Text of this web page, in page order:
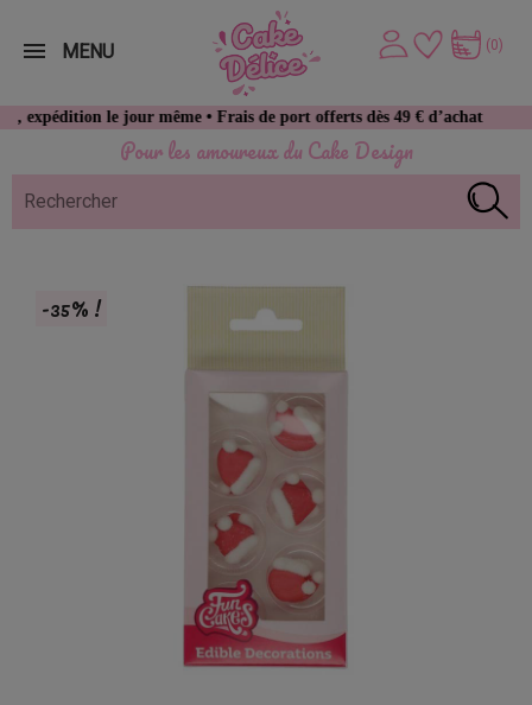
Pour les amoureux du Cake Design
le jour même • Frais de port offerts dès 49 € d’achat
(0)
MENU
-35% !